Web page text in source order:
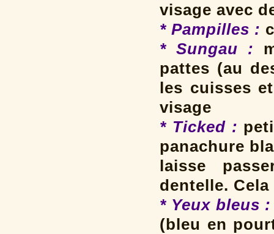
visage avec
* Pampilles :
* Sungau :
pattes (au
les cuisses
visage
* Ticked :
panachure
laisse
dentelle.
* Yeux bleus :
(bleu en